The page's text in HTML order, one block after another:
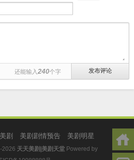
还能输入 240个字
剧 美剧剧情预告 美剧明星
2026 天天美剧|美剧天堂 Powered by